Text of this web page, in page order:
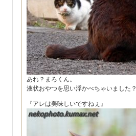
あれ？まろくん。
液状おやつを思い浮かべちゃいました？
『アレは美味しいですねぇ』